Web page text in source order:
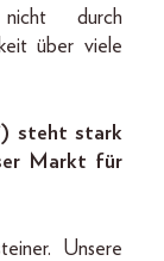
durch
über viele
steht stark
Markt für
Unsere